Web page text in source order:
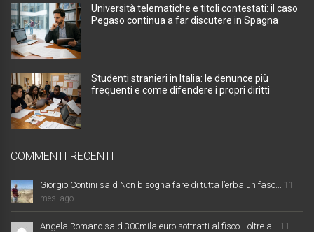
Università telematiche e titoli contestati: il caso
Pegaso continua a far discutere in Spagna
Studenti stranieri in Italia: le denunce più
frequenti e come difendere i propri diritti
COMMENTI RECENTI
Giorgio Contini said Non bisogna fare di tutta l’erba un fasc...
11
mesi ago
Angela Romano said 300mila euro sottratti al fisco… oltre a...
11